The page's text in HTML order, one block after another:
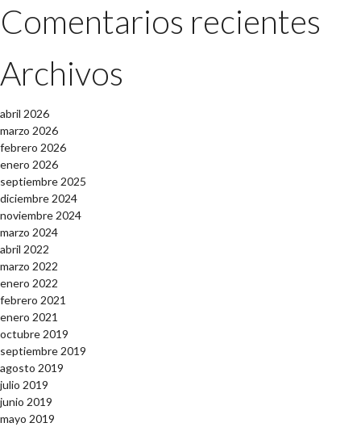
Comentarios recientes
Archivos
abril 2026
marzo 2026
febrero 2026
enero 2026
septiembre 2025
diciembre 2024
noviembre 2024
marzo 2024
abril 2022
marzo 2022
enero 2022
febrero 2021
enero 2021
octubre 2019
septiembre 2019
agosto 2019
julio 2019
junio 2019
mayo 2019